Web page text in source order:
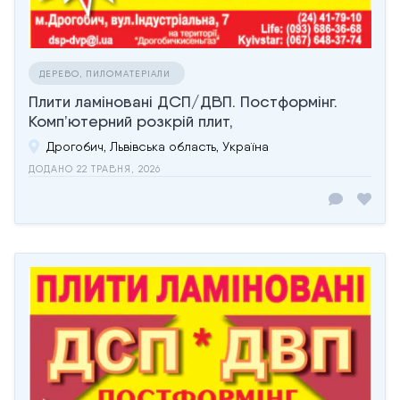
ДЕРЕВО, ПИЛОМАТЕРІАЛИ
Плити ламіновані ДСП/ДВП. Постформінг.
Комп’ютерний розкрій плит,
Дрогобич, Львівська область, Україна
ДОДАНО 22 ТРАВНЯ, 2026